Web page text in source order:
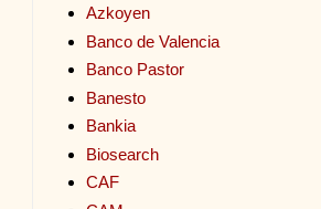
Azkoyen
Banco de Valencia
Banco Pastor
Banesto
Bankia
Biosearch
CAF